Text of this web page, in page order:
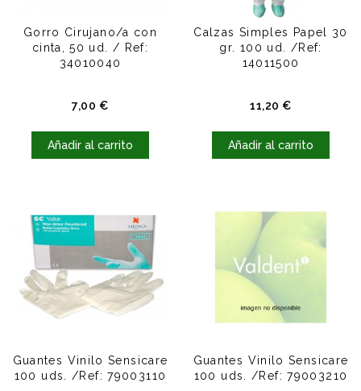
Gorro Cirujano/a con
cinta, 50 ud. / Ref:
34010040
7,00 €Precio
Añadir al carrito
Calzas Simples Papel 30
gr. 100 ud. /Ref:
14011500
11,20 €Precio
Añadir al carrito
Guantes Vinilo Sensicare
100 uds. /Ref: 79003110
Guantes Vinilo Sensicare
100 uds. /Ref: 79003210